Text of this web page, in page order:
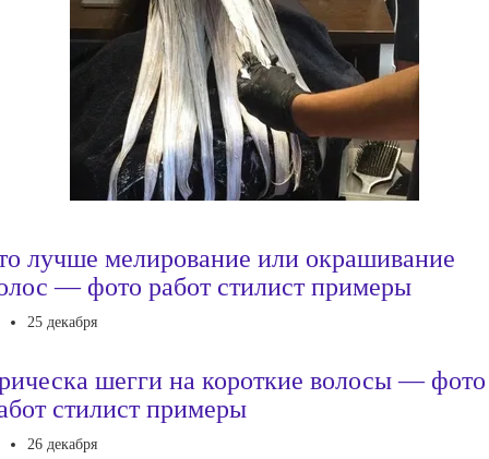
лучше мелирование или окрашивание
— фото работ стилист примеры
25 декабря
шегги на короткие волосы — фото
стилист примеры
26 декабря